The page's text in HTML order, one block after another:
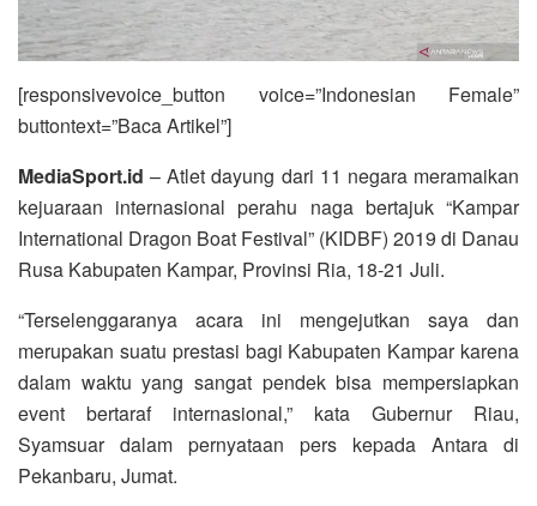
[responsivevoice_button voice=”Indonesian Female”
buttontext=”Baca Artikel”]
MediaSport.id – Atlet dayung dari 11 negara meramaikan
kejuaraan internasional perahu naga bertajuk “Kampar
International Dragon Boat Festival” (KIDBF) 2019 di Danau
Rusa Kabupaten Kampar, Provinsi Ria, 18-21 Juli.
“Terselenggaranya acara ini mengejutkan saya dan
merupakan suatu prestasi bagi Kabupaten Kampar karena
dalam waktu yang sangat pendek bisa mempersiapkan
event bertaraf internasional,” kata Gubernur Riau,
Syamsuar dalam pernyataan pers kepada Antara di
Pekanbaru, Jumat.